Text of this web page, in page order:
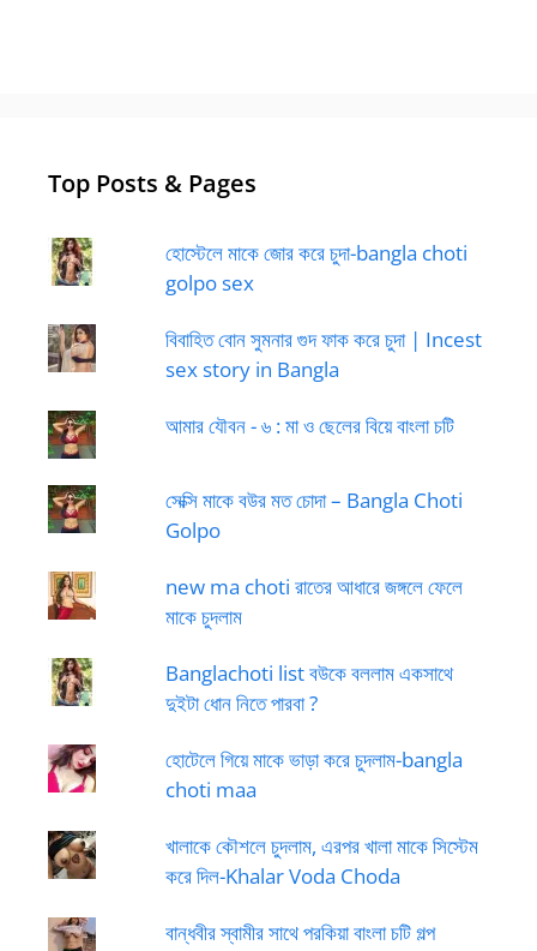
Top Posts & Pages
হোস্টেলে মাকে জোর করে চুদা-bangla choti
golpo sex
বিবাহিত বোন সুমনার গুদ ফাক করে চুদা | Incest
sex story in Bangla
আমার যৌবন - ৬ : মা ও ছেলের বিয়ে বাংলা চটি
সেক্সি মাকে বউর মত চোদা – Bangla Choti
Golpo
new ma choti রাতের আধারে জঙ্গলে ফেলে
মাকে চুদলাম
Banglachoti list বউকে বললাম একসাথে
দুইটা ধোন নিতে পারবা ?
হোটেলে গিয়ে মাকে ভাড়া করে চুদলাম-bangla
choti maa
খালাকে কৌশলে চুদলাম, এরপর খালা মাকে সিস্টেম
করে দিল-Khalar Voda Choda
বান্ধবীর স্বামীর সাথে পরকিয়া বাংলা চটি গল্প